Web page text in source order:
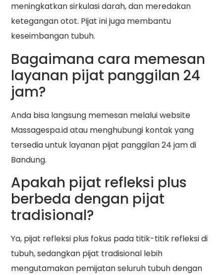
meningkatkan sirkulasi darah, dan meredakan
ketegangan otot. Pijat ini juga membantu
keseimbangan tubuh.
Bagaimana cara memesan
layanan pijat panggilan 24
jam?
Anda bisa langsung memesan melalui website
Massagespa.id atau menghubungi kontak yang
tersedia untuk layanan pijat panggilan 24 jam di
Bandung.
Apakah pijat refleksi plus
berbeda dengan pijat
tradisional?
Ya, pijat refleksi plus fokus pada titik-titik refleksi di
tubuh, sedangkan pijat tradisional lebih
mengutamakan pemijatan seluruh tubuh dengan